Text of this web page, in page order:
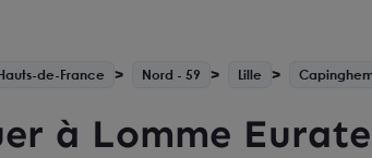
de-France Nord - 59 Lille
à Lomme